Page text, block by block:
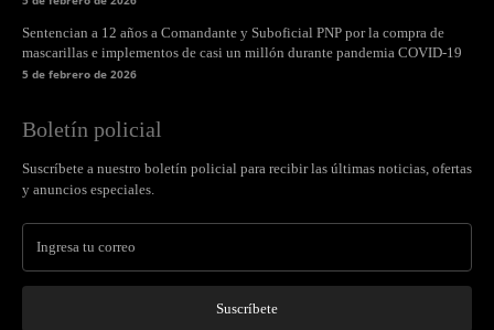
Sentencian a 12 años a Comandante y Suboficial PNP por la compra de
mascarillas e implementos de casi un millón durante pandemia COVID-19
5 de febrero de 2026
Boletín policial
Suscríbete a nuestro boletín policial para recibir las últimas noticias, ofertas
y anuncios especiales.
Suscríbete